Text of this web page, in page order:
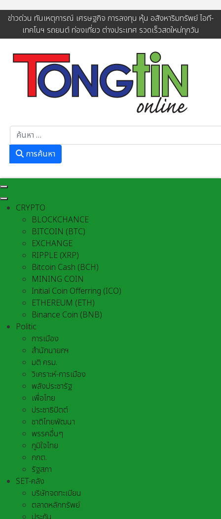
ข่าวด่วน ทันเหตุการณ์ เศรษฐกิจ การลงทุน หุ้น อสังหาริมทรัพย์ ไอที-
เทคโนฯ รถยนต์ ท่องเที่ยว ต่างประเทศ รวดเร็วสดใหม่ทุกวัน
การค้นหา
CRYPTO
BLOCKCHANCE
BITCOIN (BTC)
EXCHANGE
RIPPLE (XRP)
Bitcoin Cash (BCH)
MINING COIN
Initial Coin Offerring (ICO)
ETHEREUM (ETH)
Binance Coin (BNB)
Politic
การเมือง
สำนักนายกฯ
มติ ครม.
วิเคราะห์-การเมือง
พลังประชารัฐ
เพื่อไทย
ประชาธิปัตต์
ชาติไทยพัฒนา
พรรคอื่นๆ
ภูมิใจไทย
กกต.
รัฐสภา
SET-คลัง
บริษัทจดทะเบียน
ตลาดหลักทรัพย์